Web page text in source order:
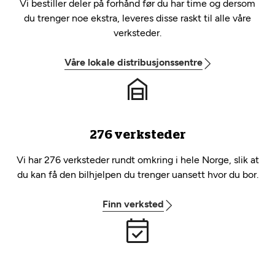
Vi bestiller deler på forhånd før du har time og dersom
du trenger noe ekstra, leveres disse raskt til alle våre
verksteder.
Våre lokale distribusjonssentre
276 verksteder
Vi har 276 verksteder rundt omkring i hele Norge, slik at
du kan få den bilhjelpen du trenger uansett hvor du bor.
Finn verksted